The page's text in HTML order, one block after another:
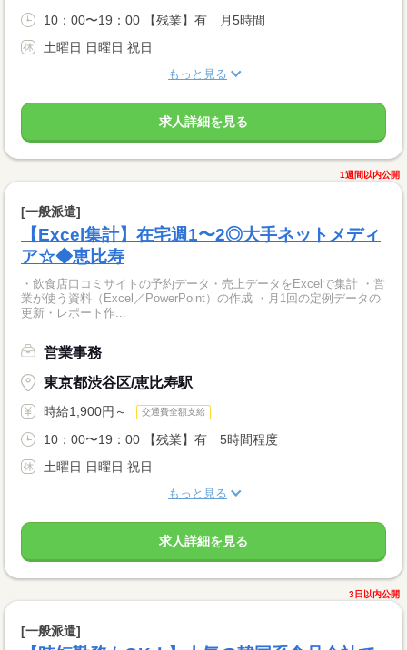
10：00〜19：00 【残業】有 月5時間
土曜日 日曜日 祝日
もっと見る
求人詳細を見る
1週間以内公開
[一般派遣]
【Excel集計】在宅週1〜2◎大手ネットメディ
ア☆◆恵比寿
・飲食店口コミサイトの予約データ・売上データをExcelで集計 ・営
業が使う資料（Excel／PowerPoint）の作成 ・月1回の定例データの
更新・レポート作...
営業事務
東京都渋谷区/恵比寿駅
時給1,900円～ 交通費全額支給
10：00〜19：00 【残業】有 5時間程度
土曜日 日曜日 祝日
もっと見る
求人詳細を見る
3日以内公開
[一般派遣]